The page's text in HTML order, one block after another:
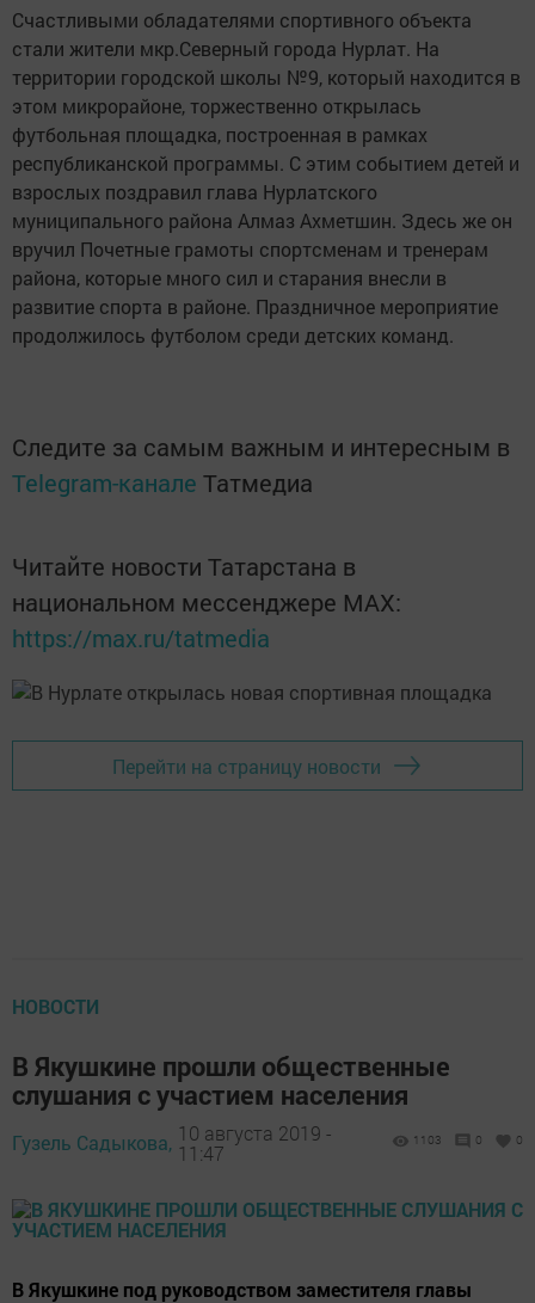
Счастливыми обладателями спортивного объекта
стали жители мкр.Северный города Нурлат. На
территории городской школы №9, который находится в
этом микрорайоне, торжественно открылась
футбольная площадка, построенная в рамках
республиканской программы. С этим событием детей и
взрослых поздравил глава Нурлатского
муниципального района Алмаз Ахметшин. Здесь же он
вручил Почетные грамоты спортсменам и тренерам
района, которые много сил и старания внесли в
развитие спорта в районе. Праздничное мероприятие
продолжилось футболом среди детских команд.
Следите за самым важным и интересным в
Telegram-канале Татмедиа
Читайте новости Татарстана в
национальном мессенджере MАХ:
https://max.ru/tatmedia
Перейти на страницу новости
НОВОСТИ
В Якушкине прошли общественные
слушания с участием населения
Гузель Садыкова, 10 августа 2019 -
11:47
1103 0 0
В Якушкине под руководством заместителя главы